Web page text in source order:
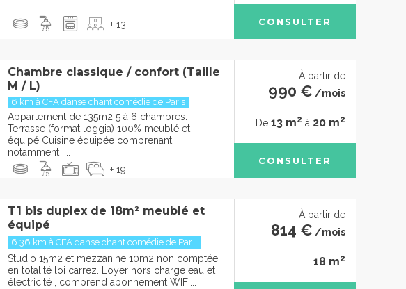
+ 13 CONSULTER
Chambre classique / confort (Taille
M / L)
6 km à CFA danse chant comédie de Paris
Appartement de 135m2 5 à 6 chambres.
Terrasse (format loggia) 100% meublé et
équipé Cuisine équipée comprenant
notamment :...
+ 19
À partir de
990 € /mois
De 13 m2 à 20 m2
CONSULTER
T1 bis duplex de 18m² meublé et
équipé
6.36 km à CFA danse chant comédie de Par...
Studio 15m2 et mezzanine 10m2 non comptée
en totalité loi carrez. Loyer hors charge eau et
électricité , comprend abonnement WIFI...
À partir de
814 € /mois
18 m2